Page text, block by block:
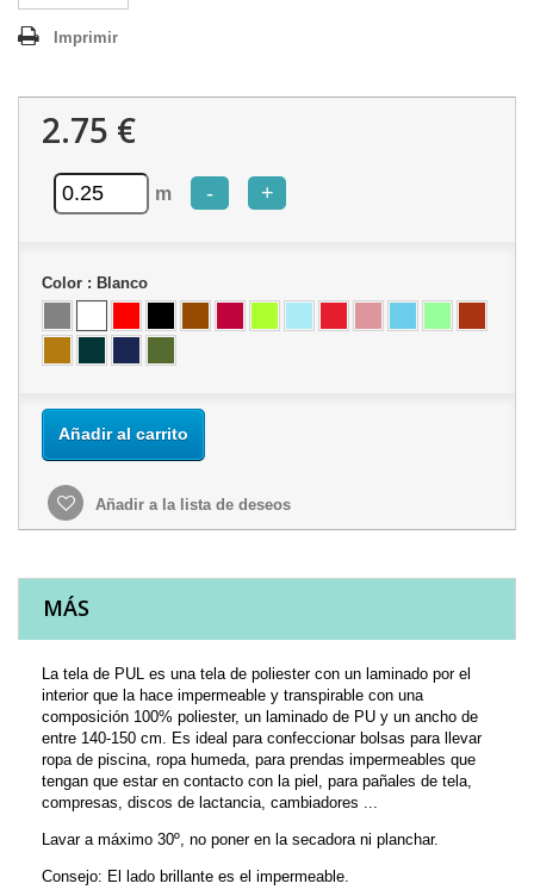
Imprimir
2.75 €
m - +
Color : Blanco
Añadir al carrito
Añadir a la lista de deseos
MÁS
La tela de PUL es una tela de poliester con un laminado por el
interior que la hace impermeable y transpirable con una
composición 100% poliester, un laminado de PU y un ancho de
entre 140-150 cm. Es ideal para confeccionar bolsas para llevar
ropa de piscina, ropa humeda, para prendas impermeables que
tengan que estar en contacto con la piel, para pañales de tela,
compresas, discos de lactancia, cambiadores ...
Lavar a máximo 30º, no poner en la secadora ni planchar.
Consejo: El lado brillante es el impermeable.